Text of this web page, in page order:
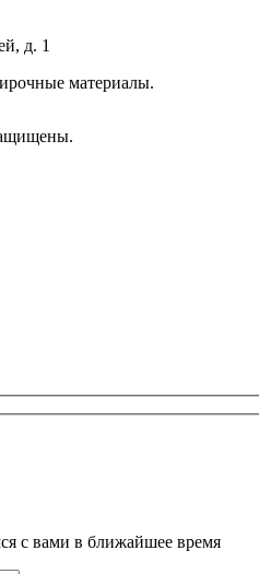
д. 1
с вами в ближайшее время